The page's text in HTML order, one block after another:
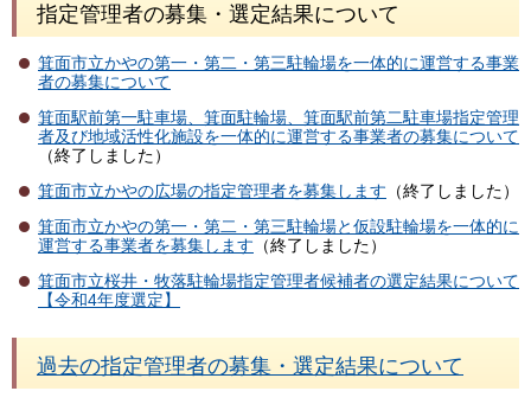
指定管理者の募集・選定結果について
箕面市立かやの第一・第二・第三駐輪場を一体的に運営する事業
者の募集について
箕面駅前第一駐車場、箕面駐輪場、箕面駅前第二駐車場指定管理
者及び地域活性化施設を一体的に運営する事業者の募集について
（終了しました）
箕面市立かやの広場の指定管理者を募集します （終了しました）
箕面市立かやの第一・第二・第三駐輪場と仮設駐輪場を一体的に
運営する事業者を募集します （終了しました）
箕面市立桜井・牧落駐輪場指定管理者候補者の選定結果について
【令和4年度選定】
過去の指定管理者の募集・選定結果について